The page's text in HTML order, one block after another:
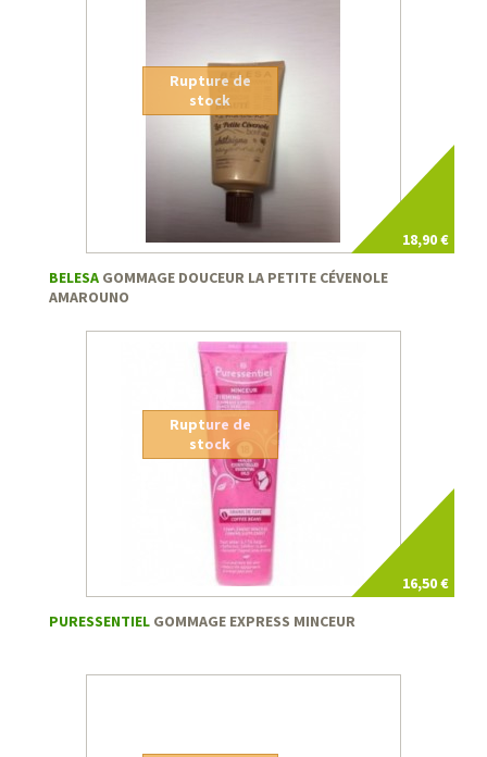
18,90 €
Rupture de
stock
BELESA GOMMAGE DOUCEUR LA PETITE CÉVENOLE
AMAROUNO
16,50 €
Rupture de
stock
PURESSENTIEL GOMMAGE EXPRESS MINCEUR